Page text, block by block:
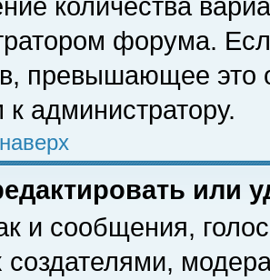
количества
форума.
превышающее это
к администратору.
или
и сообщения,
создателями,